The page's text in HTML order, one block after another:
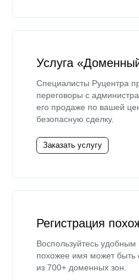
Услуга
Специалисты Руцентра
переговоры с
его продаже по вашей
безопасную сделку.
Заказать услугу
Регистрация
Воспользуйтесь
похожее имя может быть
из 700+ доменных зон.